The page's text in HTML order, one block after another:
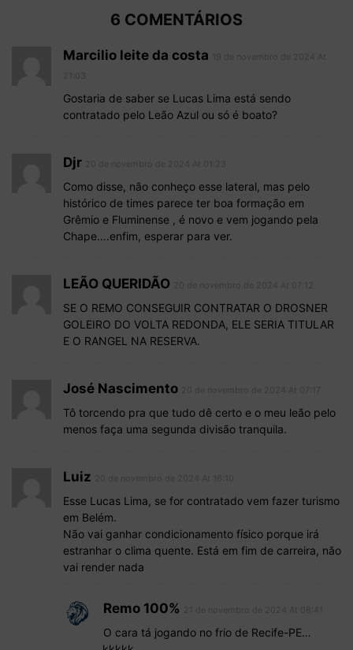
6 COMENTÁRIOS
Marcilio leite da costa
Gostaria de saber se Lucas Lima está sendo
contratado pelo Leão Azul ou só é boato?
Djr
Como disse, não conheço esse lateral, mas pelo
histórico de times parece ter boa formação em
Grêmio e Fluminense , é novo e vem jogando pela
Chape….enfim, esperar para ver.
LEÃO QUERIDÃO
SE O REMO CONSEGUIR CONTRATAR O DROSNER
GOLEIRO DO VOLTA REDONDA, ELE SERIA TITULAR
E O RANGEL NA RESERVA.
José Nascimento
Tô torcendo pra que tudo dê certo e o meu leão pelo
menos faça uma segunda divisão tranquila.
Luiz
Esse Lucas Lima, se for contratado vem fazer turismo
em Belém.
Não vai ganhar condicionamento físico porque irá
estranhar o clima quente. Está em fim de carreira, não
vai render nada
Remo 100%
O cara tá jogando no frio de Recife-PE…